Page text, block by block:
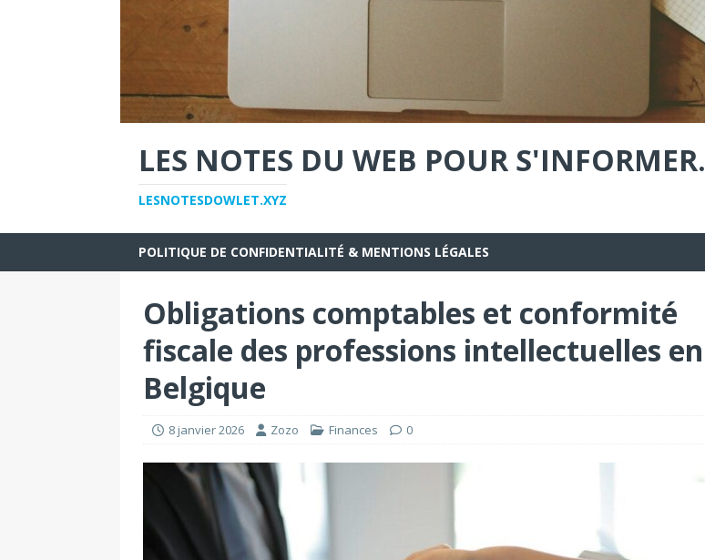
LES NOTES DU WEB POUR S'INFORMER.
LESNOTESDOWLET.XYZ
POLITIQUE DE CONFIDENTIALITÉ & MENTIONS LÉGALES
Obligations comptables et conformité
fiscale des professions intellectuelles en
Belgique
8 janvier 2026 Zozo Finances 0